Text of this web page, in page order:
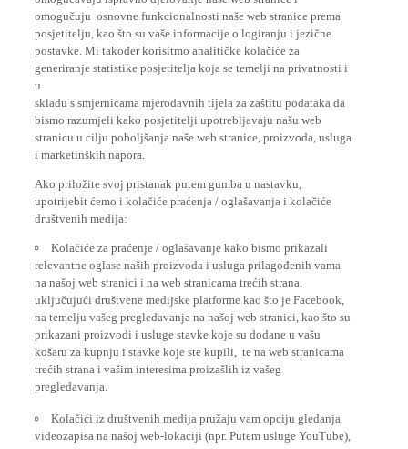
omogučuju osnovne funkcionalnosti naše web stranice prema
posjetitelju, kao što su vaše informacije o logiranju i jezične
postavke. Mi također korisitmo analitičke kolačiće za
generiranje statistike posjetitelja koja se temelji na privatnosti i
u
bismo razumjeli kako posjetitelji upotrebljavaju našu web
stranicu u cilju poboljšanja naše web stranice, proizvoda, usluga
i marketinških napora.
upotrijebit ćemo i kolačiće praćenja / oglašavanja i kolačiće
društvenih medija:
relevantne oglase naših proizvoda i usluga prilagođenih vama
na našoj web stranici i na web stranicama trećih strana,
uključujući društvene medijske platforme kao što je Facebook,
na temelju vašeg pregledavanja na našoj web stranici, kao što su
prikazani proizvodi i usluge stavke koje su dodane u vašu
košaru za kupnju i stavke koje ste kupili, te na web stranicama
trećih strana i vašim interesima proizašlih iz vašeg
videozapisa na našoj web-lokaciji (npr. Putem usluge YouTube),
kao i omogućavanje jednostavnog dijeljenja sadržaja s naše web